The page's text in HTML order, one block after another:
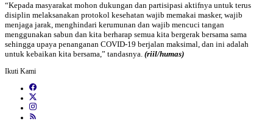
“Kepada masyarakat mohon dukungan dan partisipasi aktifnya untuk terus
disiplin melaksanakan protokol kesehatan wajib memakai masker, wajib
menjaga jarak, menghindari kerumunan dan wajib mencuci tangan
menggunakan sabun dan kita berharap semua kita bergerak bersama sama
sehingga upaya penanganan COVID-19 berjalan maksimal, dan ini adalah
untuk kebaikan kita bersama,” tandasnya. (riil/humas)
Ikuti Kami